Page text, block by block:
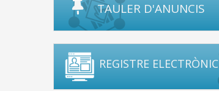
TAULER D'ANUNCIS
REGISTRE ELECTRÒNIC